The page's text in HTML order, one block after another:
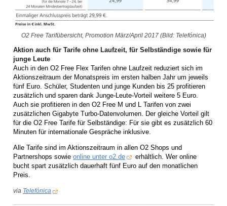
O2 Free Tarifübersicht, Promotion März/April 2017 (Bild: Telefónica)
Aktion auch für Tarife ohne Laufzeit, für Selbständige sowie für
junge Leute
Auch in den O2 Free Flex Tarifen ohne Laufzeit reduziert sich im
Aktionszeitraum der Monatspreis im ersten halben Jahr um jeweils
fünf Euro. Schüler, Studenten und junge Kunden bis 25 profitieren
zusätzlich und sparen dank Junge-Leute-Vorteil weitere 5 Euro.
Auch sie profitieren in den O2 Free M und L Tarifen von zwei
zusätzlichen Gigabyte Turbo-Datenvolumen. Der gleiche Vorteil gilt
für die O2 Free Tarife für Selbständige: Für sie gibt es zusätzlich 60
Minuten für internationale Gespräche inklusive.
Alle Tarife sind im Aktionszeitraum in allen O2 Shops und
Partnershops sowie online unter o2.de
erhältlich. Wer online
bucht spart zusätzlich dauerhaft fünf Euro auf den monatlichen
Preis.
via Telefónica